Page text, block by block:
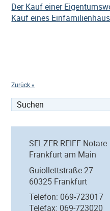
Der Kauf einer
Kauf eines
Zurück «
Suchen
SELZER REIFF Notare
Frankfurt am Main
Guiollettstraße 27
60325 Frankfurt
Telefon: 069-723017
Telefax: 069-723020